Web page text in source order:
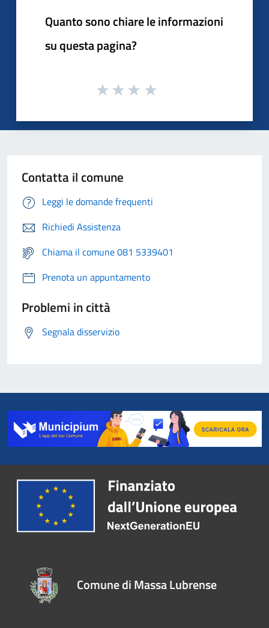
Quanto sono chiare le informazioni
su questa pagina?
Contatta il comune
Leggi le domande frequenti
Richiedi Assistenza
Chiama il comune 081 5339401
Prenota un appuntamento
Problemi in città
Segnala disservizio
Comune di Massa Lubrense